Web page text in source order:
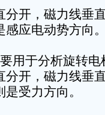
开，磁力线垂
感应电动势方向
用于分析旋转
开，磁力线垂
受力方向。